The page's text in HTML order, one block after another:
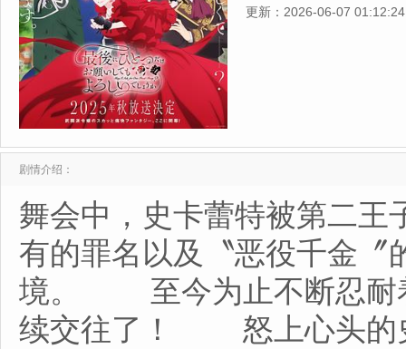
更新： 2026-06-07 01:12:24
剧情介绍：
舞会中，史卡蕾特被第二王
有的罪名以及〝恶役千金〞
境。 至今为止不断忍耐
续交往了！ 怒上心头的